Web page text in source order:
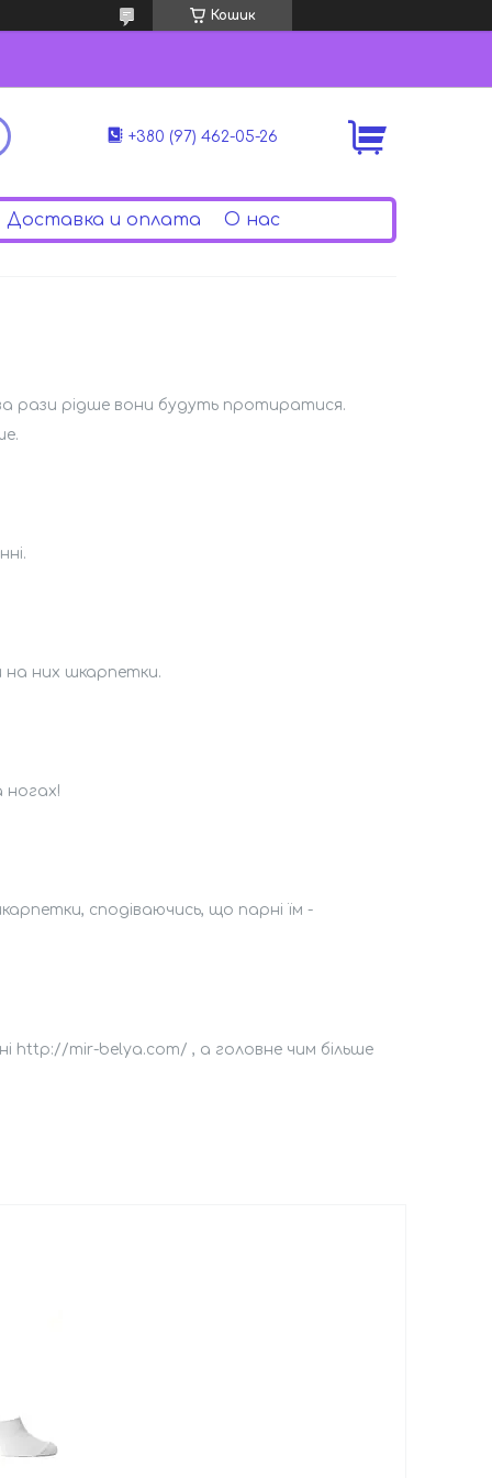
Кошик
+380 (97) 462-05-26
Доставка и оплата О нас
рази рідше вони будуть протиратися.
на них шкарпетки.
ногах!
сподіваючись, що парні їм -
http://mir-belya.com/ , а головне чим більше